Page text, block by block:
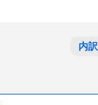
内訳